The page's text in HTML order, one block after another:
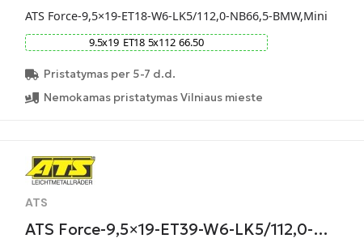
ATS Force-9,5×19-ET18-W6-LK5/112,0-NB66,5-BMW,Mini
9.5x19 ET18 5x112 66.50
Pristatymas per 5-7 d.d.
Nemokamas pristatymas Vilniaus mieste
ATS
ATS Force-9,5×19-ET39-W6-LK5/112,0-…